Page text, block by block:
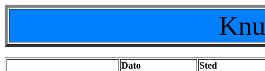
Dato
Sted